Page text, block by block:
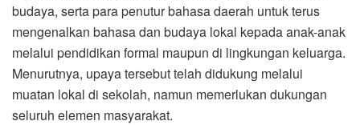
budaya, serta para penutur bahasa daerah untuk terus
mengenalkan bahasa dan budaya lokal kepada anak-anak
melalui pendidikan formal maupun di lingkungan keluarga.
Menurutnya, upaya tersebut telah didukung melalui
muatan lokal di sekolah, namun memerlukan dukungan
seluruh elemen masyarakat.